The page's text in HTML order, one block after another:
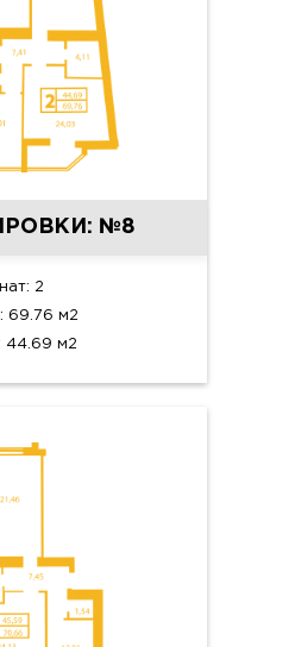
№8
2
69.76 м2
44.69 м2